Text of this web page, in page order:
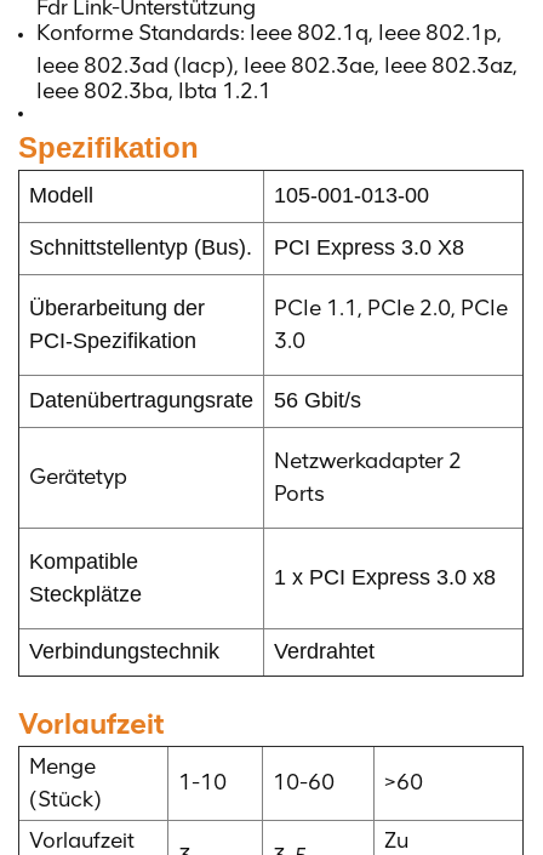
Konforme Standards: Ieee 802.1q, Ieee 802.1p,
Ieee 802.3ad (lacp), Ieee 802.3ae, Ieee 802.3az,
Ieee 802.3ba, Ibta 1.2.1
Spezifikation
Modell 105-001-013-00
Schnittstellentyp (Bus). PCI Express 3.0 X8
Überarbeitung der
PCI-Spezifikation
PCIe 1.1, PCIe 2.0, PCIe
3.0
Datenübertragungsrate 56 Gbit/s
Gerätetyp
Netzwerkadapter 2
Ports
Kompatible
Steckplätze
1 x PCI Express 3.0 x8
Verbindungstechnik Verdrahtet
Vorlaufzeit
Menge
(Stück)
1-10 10-60 >60
Vorlaufzeit Zu